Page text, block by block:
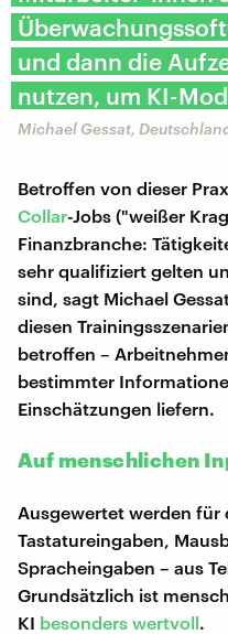
und dann die
nutzen, um KI-
Michael Gessat,
Betroffen von dieser
Collar-Jobs ("weißer
Finanzbranche:
sehr qualifiziert gelten
sind, sagt Michael
diesen
betroffen –
bestimmter
Einschätzungen liefern.
Auf menschlichen
Ausgewertet werden für
Tastatureingaben,
Spracheingaben – aus
Grundsätzlich ist
KI besonders wertvoll.